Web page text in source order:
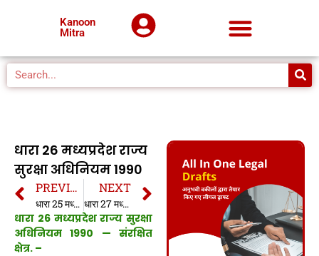
Kanoon
Mitra
धारा 26 मध्यप्रदेश राज्य
सुरक्षा अधिनियम 1990
PREVIOUS
धारा 25 मध्यप्रदेश राज्य सुरक्षा अधिनियम 1990
NEXT
धारा 27 मध्यप्रदेश राज्य सुरक्षा अधिनियम 1990
धारा 26 मध्यप्रदेश राज्य सुरक्षा
अधिनियम 1990 — संरक्षित
क्षेत्र. –